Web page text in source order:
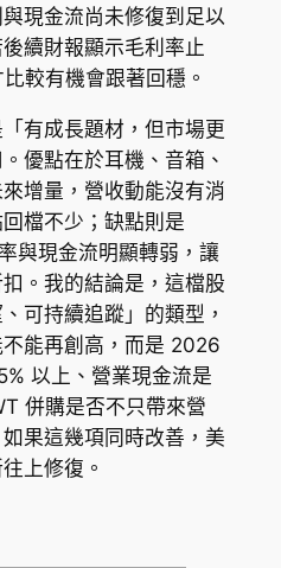
現金流尚未修復到足以
續財報顯示毛利率止
較有機會跟著回穩。
有成長題材，但市場更
優點在於耳機、音箱、
增量，營收動能沒有消
檔不少；缺點則是
與現金流明顯轉弱，讓
。我的結論是，這檔股
可持續追蹤」的類型，
能再創高，而是 2026
以上、營業現金流是
併購是否不只帶來營
果這幾項同時改善，美
上修復。